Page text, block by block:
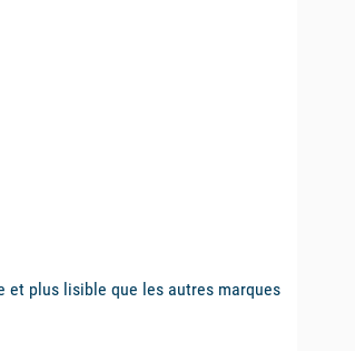
et plus lisible que les autres marques